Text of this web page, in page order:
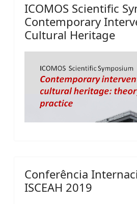
ICOMOS Scientific
Contemporary
Cultural Heritage
Conferência
ISCEAH 2019